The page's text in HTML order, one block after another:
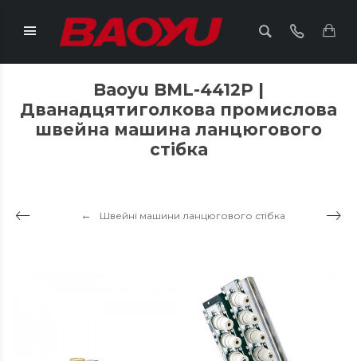
Baoyu BML-4412P |
Дванадцятиголкова промислова
швейна машина ланцюгового
стібка
Швейні машини ланцюгового стібка